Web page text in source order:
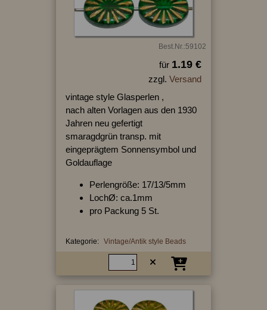
Best.Nr.:59102
für 1.19 €
zzgl. Versand
vintage style Glasperlen ,
nach alten Vorlagen aus den 1930
Jahren neu gefertigt
smaragdgrün transp. mit
eingeprägtem Sonnensymbol und
Goldauflage
Perlengröße: 17/13/5mm
LochØ: ca.1mm
pro Packung 5 St.
Kategorie: Vintage/Antik style Beads